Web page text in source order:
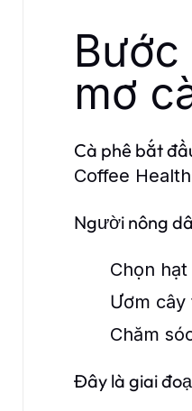
mơ
Cà phê bắt
Coffee Health
Người nông
Chọn
Ươm cây
Chăm
Đây là giai